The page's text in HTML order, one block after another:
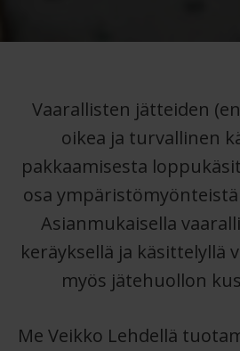
Vaarallisten jätteiden
oikea ja turvallinen
pakkaamisesta
osa
Asianmukaisella
keräyksellä ja käsittelyllä
myös jätehuollon
Me Veikko Lehdellä